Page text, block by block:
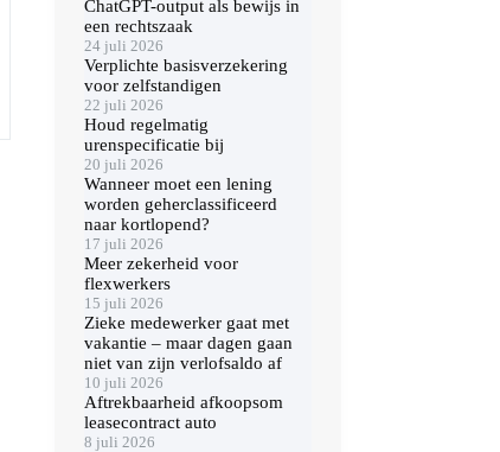
ChatGPT-output als bewijs in
een rechtszaak
24 juli 2026
Verplichte basisverzekering
voor zelfstandigen
22 juli 2026
Houd regelmatig
urenspecificatie bij
20 juli 2026
Wanneer moet een lening
worden geherclassificeerd
naar kortlopend?
17 juli 2026
Meer zekerheid voor
flexwerkers
15 juli 2026
Zieke medewerker gaat met
vakantie – maar dagen gaan
niet van zijn verlofsaldo af
10 juli 2026
Aftrekbaarheid afkoopsom
leasecontract auto
8 juli 2026